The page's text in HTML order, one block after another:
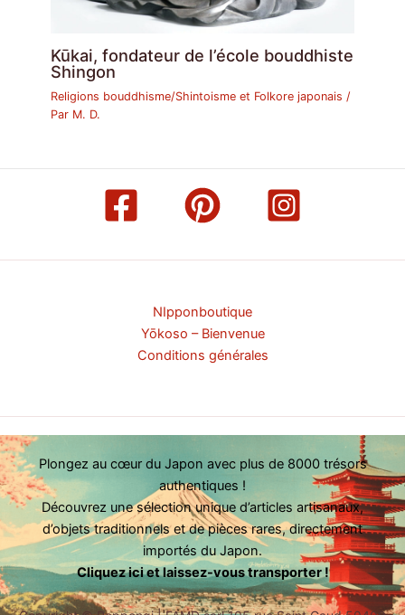
Kūkai, fondateur de l’école bouddhiste
Shingon
Religions bouddhisme/Shintoisme et Folkore japonais /
Par M. D.
NIpponboutique
Yōkoso – Bienvenue
Conditions générales
Plongez au cœur du Japon avec plus de 8000 trésors
authentiques !
Découvrez une sélection unique d’articles artisanaux,
d’objets traditionnels et de pièces rares, directement
importés du Japon.
Cliquez ici et laissez-vous transporter !